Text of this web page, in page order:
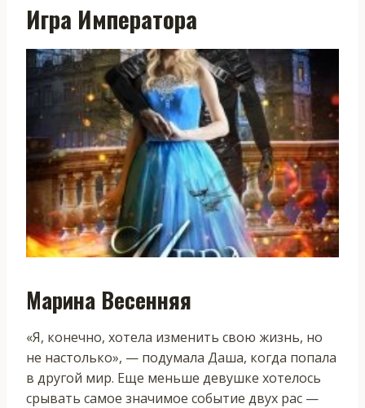
Игра Императора
Марина Весенняя
«Я, конечно, хотела изменить свою жизнь, но
не настолько», — подумала Даша, когда попала
в другой мир. Еще меньше девушке хотелось
срывать самое значимое событие двух рас —